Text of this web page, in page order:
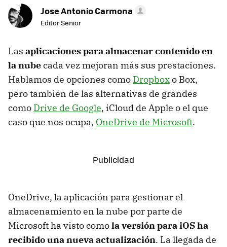
Jose Antonio Carmona
Editor Senior
Las aplicaciones para almacenar contenido en
la nubecada vez mejoran más sus prestaciones.
Hablamos de opciones como Dropboxo Box,
pero también de las alternativas de grandes
como Drive de Google, iCloud de Apple o el que
caso que nos ocupa, OneDrive de Microsoft.
OneDrive, la aplicación para gestionar el
almacenamiento en la nube por parte de
Microsoft ha visto comola versión para iOS ha
recibido una nueva actualización. La llegada de